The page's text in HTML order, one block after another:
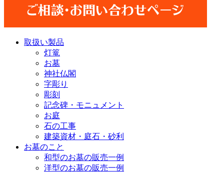
取扱い製品
灯篭
お墓
神社仏閣
字彫り
彫刻
記念碑・モニュメント
お庭
石の工事
建築資材・庭石・砂利
お墓のこと
和型のお墓の販売一例
洋型のお墓の販売一例